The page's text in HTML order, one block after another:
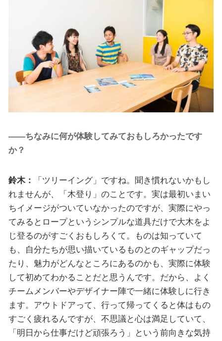
――ちなみに何が体験してみておもしろかったです
か？
鈴木：
「ツリーイング」ですね。聞き慣れないかもし
れませんが、「木登り」のことです。実は最初いまい
ちイメージがついていなかったのですが、実際にやっ
てみるとロープというシンプルな道具だけで大木をよ
じ登るのがすごくおもしろくて。ものは知っていて
も、自分たちが思い描いているものとのギャップだっ
たり、魅力がどんなところにあるのかも、実際に体験
して初めてわかることだと思うんです。だから、よく
チームメンバーやデザイナー陣で一緒に体験しに行き
ます。アウトドアって、行って帰ってくると体はもの
すごく疲れるんですが、不思議と心は満足していて、
「明日から仕事だけど頑張ろう」という前向きな気持